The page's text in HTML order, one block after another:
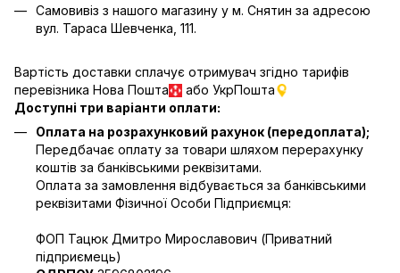
Самовивіз з нашого магазину у м. Снятин за адресою
вул. Тараса Шевченка, 111.
Вартість доставки сплачує отримувач згідно тарифів
перевізника Нова Пошта
або УкрПошта
Доступні три варіанти оплати:
Оплата на розрахунковий рахунок (передоплата);
Передбачає оплату за товари шляхом перерахунку
коштів за банківськими реквізитами.
Оплата за замовлення відбувається за банківськими
реквізитами Фізичної Особи Підприємця:
ФОП Тацюк Дмитро Мирославович (Приватний
пiдприємець)